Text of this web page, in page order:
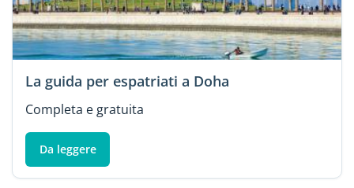
La guida per espatriati a Doha
Completa e gratuita
Da leggere